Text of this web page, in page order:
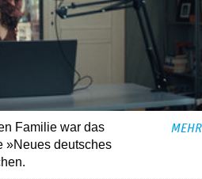
Familie war das
»Neues deutsches
MEHR